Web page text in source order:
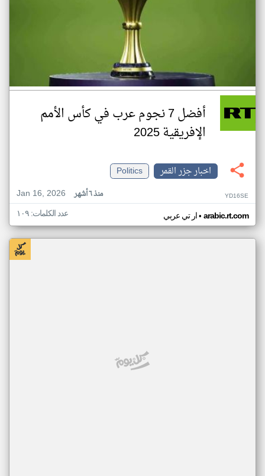
أفضل 7 نجوم عرب في كأس الأمم
الإفريقية 2025
اخبار جزر القمر
Politics
Jan 16, 2026
منذ ٦ أشهر YD16SE
ار تي عربي• arabic.rt.com عدد الكلمات: ١٠٩